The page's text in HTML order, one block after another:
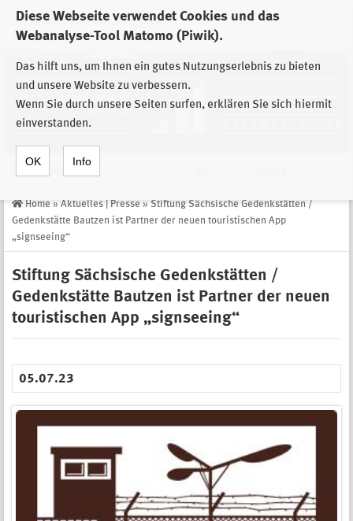
Diese Webseite verwendet Cookies und das
Webanalyse-Tool Matomo (Piwik).
Das hilft uns, um Ihnen ein gutes Nutzungserlebnis zu bieten
und unsere Website zu verbessern.
Wenn Sie durch unsere Seiten surfen, erklären Sie sich hiermit
einverstanden.
OK Info
Zur Auswahl der Einrichtungen der
Stiftung Sächsische Gedenkstätten
Home » Aktuelles | Presse » Stiftung Sächsische Gedenkstätten /
Gedenkstätte Bautzen ist Partner der neuen touristischen App
„signseeing“
Stiftung Sächsische Gedenkstätten /
Gedenkstätte Bautzen ist Partner der neuen
touristischen App „signseeing“
05.07.23